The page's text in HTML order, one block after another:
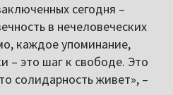
сегодня –
в нечеловеческих
каждое упоминание,
– это шаг к свободе. Это
солидарность живет», –